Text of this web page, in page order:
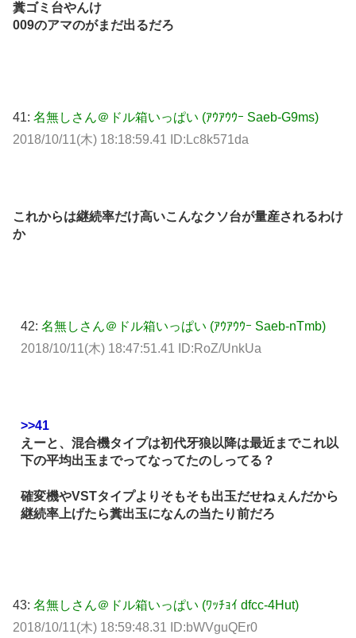
糞ゴミ台やんけ
009のアマのがまだ出るだろ
41: 名無しさん＠ドル箱いっぱい (ｱｳｱｳｳｰ Saeb-G9ms)
2018/10/11(木) 18:18:59.41 ID:Lc8k571da
これからは継続率だけ高いこんなクソ台が量産されるわけ
か
42: 名無しさん＠ドル箱いっぱい (ｱｳｱｳｳｰ Saeb-nTmb)
2018/10/11(木) 18:47:51.41 ID:RoZ/UnkUa
>>41
えーと、混合機タイプは初代牙狼以降は最近までこれ以
下の平均出玉までってなってたのしってる？
確変機やVSTタイプよりそもそも出玉だせねぇんだから
継続率上げたら糞出玉になんの当たり前だろ
43: 名無しさん＠ドル箱いっぱい (ﾜｯﾁｮｲ dfcc-4Hut)
2018/10/11(木) 18:59:48.31 ID:bWVguQEr0